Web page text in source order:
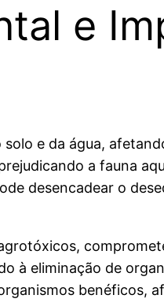
e
e da água,
a fauna
desencadear o
à eliminação de
benéficos,